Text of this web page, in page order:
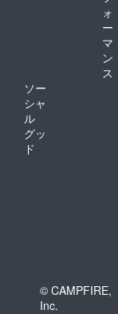
ォ
ー
マ
ン
ス
ソー
シャ
ル
グッ
ド
© CAMPFIRE,
Inc.